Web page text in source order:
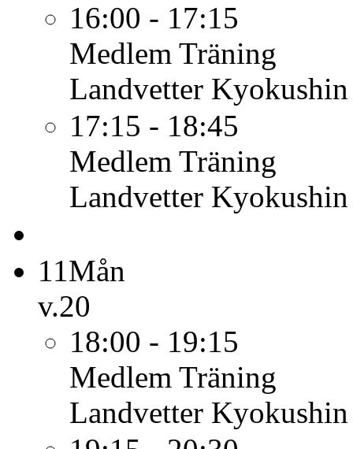
16:00 - 17:15
Medlem Träning
Landvetter
17:15 - 18:45
Medlem Träning
Landvetter
11Mån
v.20
18:00 - 19:15
Medlem Träning
Landvetter